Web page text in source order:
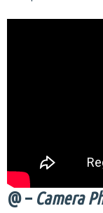
@ –Camera